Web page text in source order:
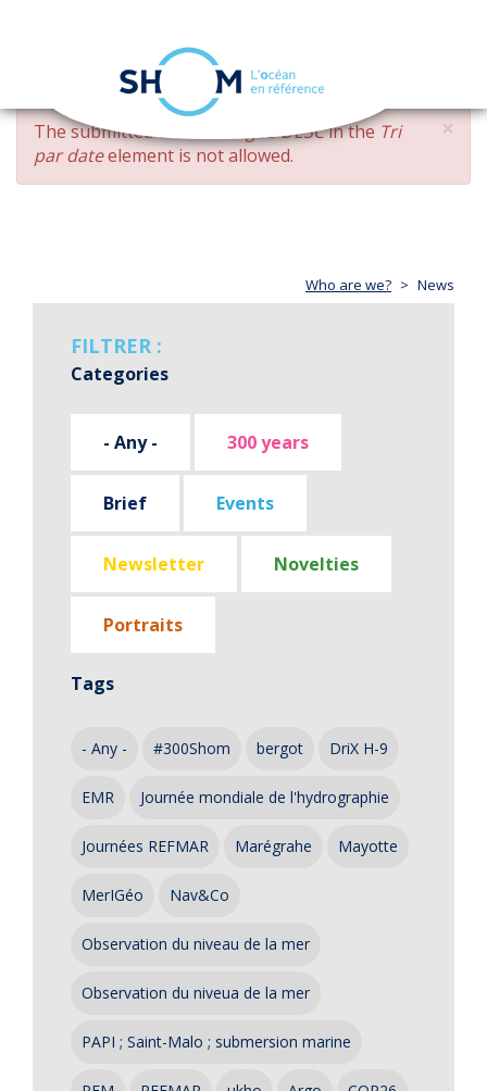
Skip
main
content
navigation
×
ERROR
MESSAGE
The submitted value changed DESCin the Tri
par dateelement is not allowed.
Who are we? News
FILTRER :
Categories
- Any - 300 years
Brief Events
Newsletter Novelties
Portraits
Tags
- Any - #300Shom bergot DriX H-9
EMR Journée mondiale de l'hydrographie
Journées REFMAR Marégrahe Mayotte
MerIGéo Nav&Co
Observation du niveau de la mer
Observation du niveua de la mer
PAPI ; Saint-Malo ; submersion marine